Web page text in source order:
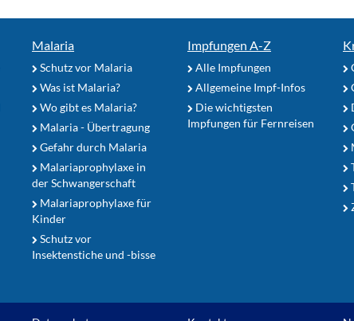
Malaria
Schutz vor Malaria
Was ist Malaria?
Wo gibt es Malaria?
Malaria - Übertragung
Gefahr durch Malaria
Malariaprophylaxe in
der Schwangerschaft
Malariaprophylaxe für
Kinder
Schutz vor
Insektenstiche und -bisse
Impfungen A-Z
Alle Impfungen
Allgemeine Impf-Infos
Die wichtigsten
Impfungen für Fernreisen